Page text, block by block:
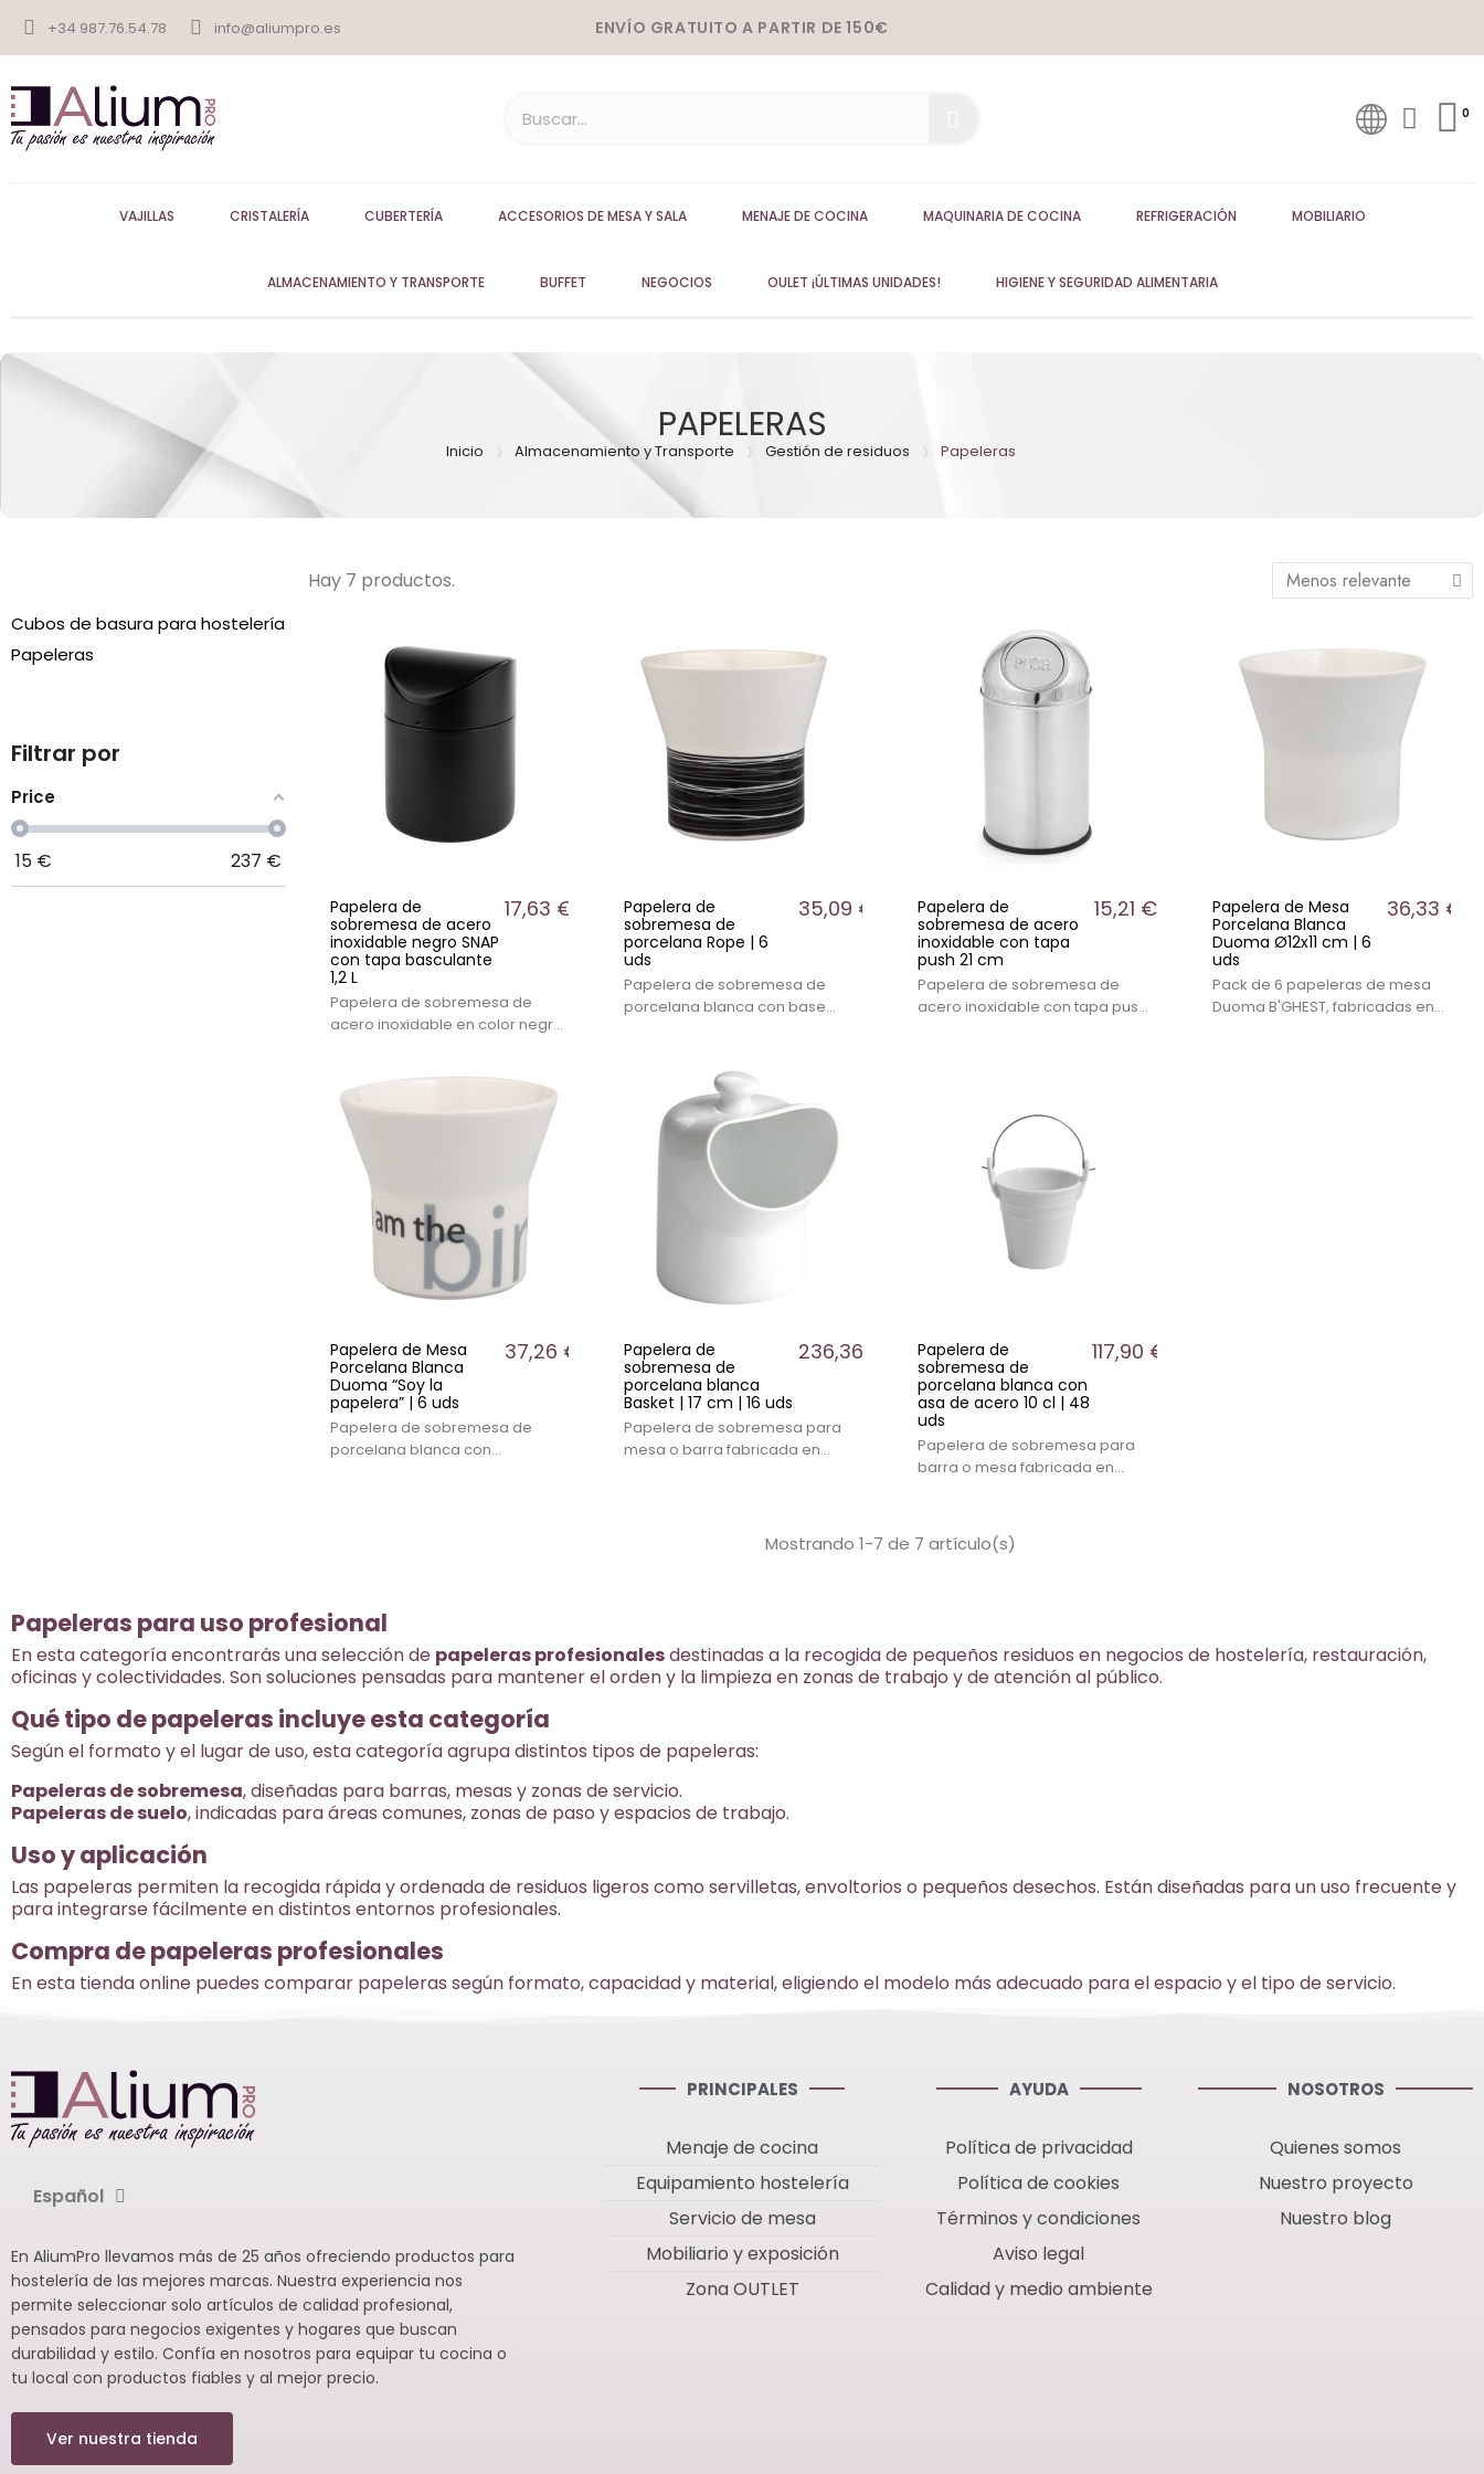
+34 987.76.54.78 info@aliumpro.es ENVÍO GRATUITO A PARTIR DE 150€
VAJILLAS CRISTALERÍA CUBERTERÍA ACCESORIOS DE MESA Y SALA MENAJE DE COCINA MAQUINARIA DE COCINA REFRIGERACIÓN MOBILIARIO
ALMACENAMIENTO Y TRANSPORTE BUFFET NEGOCIOS OULET ¡ÚLTIMAS UNIDADES! HIGIENE Y SEGURIDAD ALIMENTARIA
PAPELERAS
Inicio Almacenamiento y Transporte Gestión de residuos Papeleras
Cubos de basura para hostelería
Papeleras
Filtrar por
Price
15 € 237 €
Hay 7 productos.
Papelera de
sobremesa de acero
inoxidable negro SNAP
con tapa basculante
1,2 L
17,63 €
Papelera de sobremesa de
acero inoxidable en color negro
litros, ideal para mesas y barras
en hostelería.
Papelera de
sobremesa de
porcelana Rope | 6
uds
35,09 €
Papelera de sobremesa de
porcelana blanca con base
hostelería. Venta en pack de 6
unidades.
Papelera de
sobremesa de acero
inoxidable con tapa
push 21 cm
15,21 €
Papelera de sobremesa de
acero inoxidable con tapa push.
Papelera de Mesa
Porcelana Blanca
Duoma Ø12x11 cm | 6
uds
36,33 €
Pack de 6 papeleras de mesa
Duoma B'GHEST, fabricadas en
Papelera de Mesa
Porcelana Blanca
Duoma “Soy la
papelera” | 6 uds
37,26 €
Papelera de sobremesa de
porcelana blanca con
Papelera de
sobremesa de
porcelana blanca
Basket | 17 cm | 16 uds
236,36 €
Papelera de sobremesa para
mesa o barra fabricada en
hostelería y restauración.
Papelera de
sobremesa de
porcelana blanca con
asa de acero 10 cl | 48
uds
117,90 €
Papelera de sobremesa para
barra o mesa fabricada en
cl, ideal para uso en hostelería y
restauración.
Mostrando 1-7 de 7 artículo(s)
Papeleras para uso profesional
En esta categoría encontrarás una selección de papeleras profesionalesdestinadas a la recogida de pequeños residuos en negocios de hostelería, restauración,
oficinas y colectividades. Son soluciones pensadas para mantener el orden y la limpieza en zonas de trabajo y de atención al público.
Qué tipo de papeleras incluye esta categoría
Según el formato y el lugar de uso, esta categoría agrupa distintos tipos de papeleras:
Papeleras de sobremesa, diseñadas para barras, mesas y zonas de servicio.
Papeleras de suelo, indicadas para áreas comunes, zonas de paso y espacios de trabajo.
Uso y aplicación
Las papeleras permiten la recogida rápida y ordenada de residuos ligeros como servilletas, envoltorios o pequeños desechos. Están diseñadas para un uso frecuente y
para integrarse fácilmente en distintos entornos profesionales.
Compra de papeleras profesionales
En esta tienda online puedes comparar papeleras según formato, capacidad y material, eligiendo el modelo más adecuado para el espacio y el tipo de servicio.
Español
En AliumPro llevamos más de 25 años ofreciendo productos para
hostelería de las mejores marcas. Nuestra experiencia nos
permite seleccionar solo artículos de calidad profesional,
pensados para negocios exigentes y hogares que buscan
durabilidad y estilo. Confía en nosotros para equipar tu cocina o
tu local con productos fiables y al mejor precio.
Ver nuestra tienda
PRINCIPALES
Menaje de cocina
Equipamiento hostelería
Servicio de mesa
Mobiliario y exposición
Zona OUTLET
AYUDA
Política de privacidad
Política de cookies
Términos y condiciones
Aviso legal
Calidad y medio ambiente
NOSOTROS
Quienes somos
Nuestro proyecto
Nuestro blog